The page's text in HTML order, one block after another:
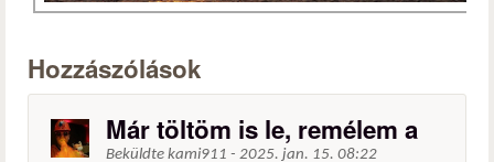
Hozzászólások
Már töltöm is le, remélem a
Beküldte kami911 - 2025. jan. 15. 08:22